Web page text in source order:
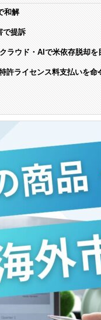
和解
で提訴
ラウド・AIで米依存脱却を
許ライセンス料支払いを命